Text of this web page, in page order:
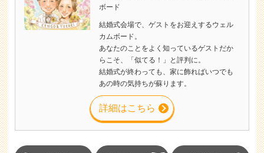
ボード
結婚式会場で、ゲストをお迎えするウェル
カムボード。
あなたのことをよく知っているゲストだか
らこそ、「似てる！」と評判に。
結婚式が終わっても、家に飾ればいつでも
あの時の気持ちが蘇ります。
詳細はこちら